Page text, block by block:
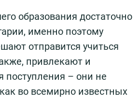
образования достаточно
именно поэтому
отправится учиться
привлекают и
поступления – они не
во всемирно известных